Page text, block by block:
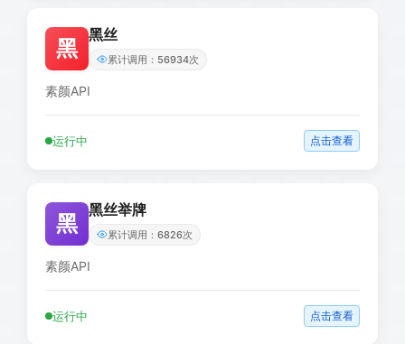
黑
黑丝
累计调用：56934次
素颜API
运行中 点击查看
黑
黑丝举牌
累计调用：6826次
素颜API
运行中 点击查看